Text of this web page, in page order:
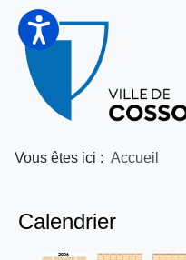
Vous êtes ici : Accueil
Calendrier